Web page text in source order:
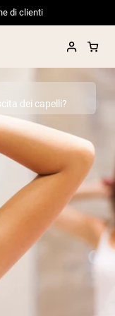
di clienti
Latte da
dei capelli?